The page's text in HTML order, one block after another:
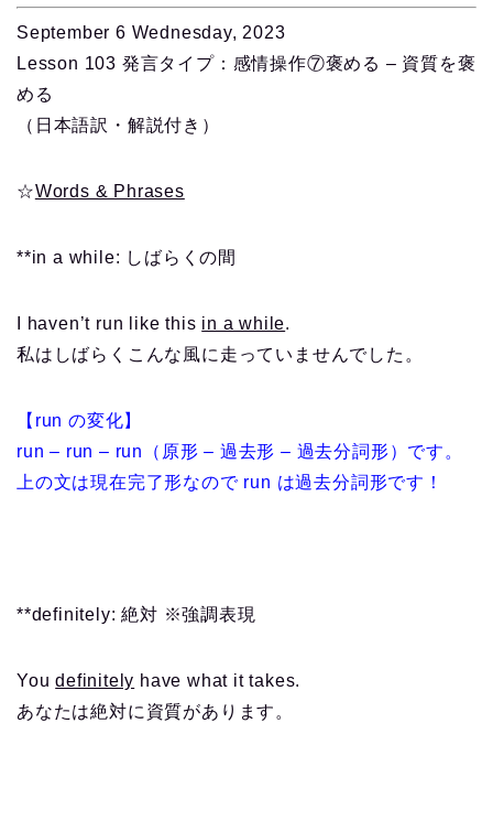
September 6 Wednesday, 2023
Lesson 103 発言タイプ：感情操作⑦褒める – 資質を褒
める
（日本語訳・解説付き）
☆Words & Phrases
**in a while: しばらくの間
I haven’t run like this in a while.
私はしばらくこんな風に走っていませんでした。
【run の変化】
run – run – run（原形 – 過去形 – 過去分詞形）です。
上の文は現在完了形なので run は過去分詞形です！
**definitely: 絶対 ※強調表現
Youdefinitely have what it takes.
あなたは絶対に資質があります。